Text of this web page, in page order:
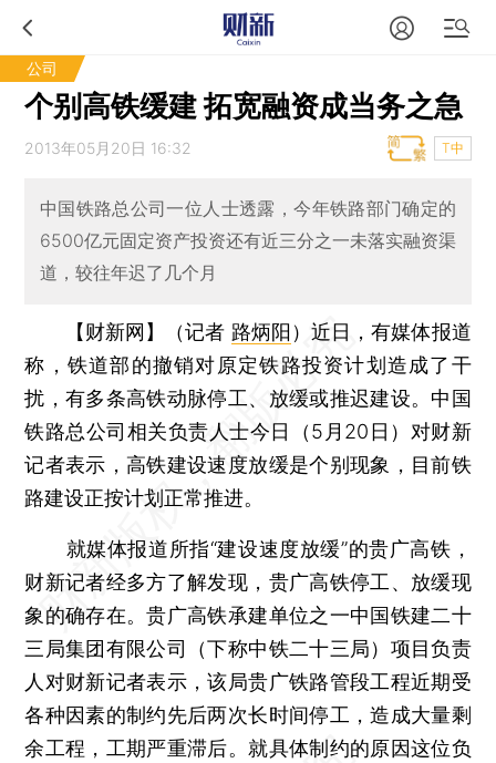
公司
个别高铁缓建 拓宽融资成当务之急
2013年05月20日 16:32 T中
中国铁路总公司一位人士透露，今年铁路部门确定的
6500亿元固定资产投资还有近三分之一未落实融资渠
道，较往年迟了几个月
【财新网】（记者 路炳阳 ） 近日，有媒体报道
称，铁道部的撤销对原定铁路投资计划造成了干
扰，有多条高铁动脉停工、放缓或推迟建设。中国
铁路总公司相关负责人士今日（5月20日）对财新
记者表示，高铁建设速度放缓是个别现象，目前铁
路建设正按计划正常推进。
就媒体报道所指“建设速度放缓”的贵广高铁，
财新记者经多方了解发现，贵广高铁停工、放缓现
象的确存在。贵广高铁承建单位之一中国铁建二十
三局集团有限公司（下称中铁二十三局）项目负责
人对财新记者表示，该局贵广铁路管段工程近期受
各种因素的制约先后两次长时间停工，造成大量剩
余工程，工期严重滞后。就具体制约的原因这位负